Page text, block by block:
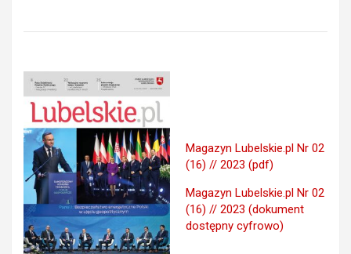
Magazyn Lubelskie.pl Nr 02
(16) // 2023 (pdf)
Magazyn Lubelskie.pl Nr 02
(16) // 2023 (dokument
dostępny cyfrowo)